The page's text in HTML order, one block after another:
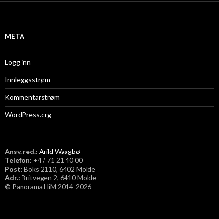
i
META
Logg inn
Innleggsstrøm
Kommentarstrøm
WordPress.org
Ansv. red.: Arild Waagbø
Telefon: ​+47 71 21 40 00
Post: Boks 2110, 6402 Molde
Adr.: Britvegen 2, 6410 Molde
© Panorama HiM 2014-2026